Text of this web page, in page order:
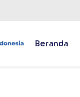
Beranda